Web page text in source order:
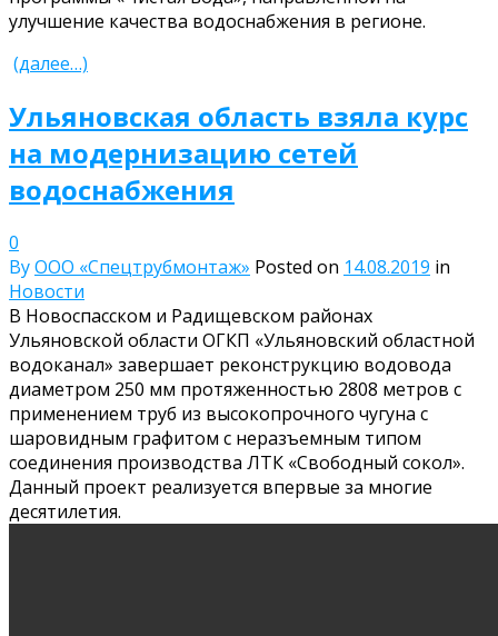
улучшение качества водоснабжения в регионе.
(далее…)
Ульяновская область взяла курс
на модернизацию сетей
водоснабжения
0
ByООО «Спецтрубмонтаж» Posted on 14.08.2019 in
Новости
В Новоспасском и Радищевском районах
Ульяновской области ОГКП «Ульяновский областной
водоканал» завершает реконструкцию водовода
диаметром 250 мм протяженностью 2808 метров с
применением труб из высокопрочного чугуна с
шаровидным графитом с неразъемным типом
соединения производства ЛТК «Свободный сокол».
Данный проект реализуется впервые за многие
десятилетия.